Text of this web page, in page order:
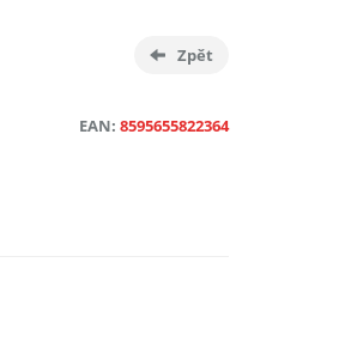
Zpět
EAN: 8595655822364